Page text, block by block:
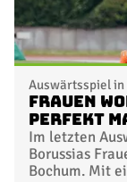
Auswärtsspiel in
Frauen
perfekt
Im letzten
Borussias
Bochum. Mit